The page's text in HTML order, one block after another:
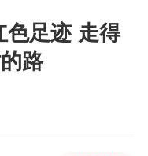
色足迹 走得
路